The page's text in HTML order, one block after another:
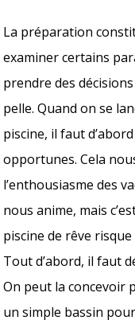
La préparation
examiner certains
prendre des
pelle. Quand on se
piscine, il faut
opportunes. Cela
l’enthousiasme des
nous anime, mais
piscine de rêve
Tout d’abord, il faut
On peut la concevoir
un simple bassin